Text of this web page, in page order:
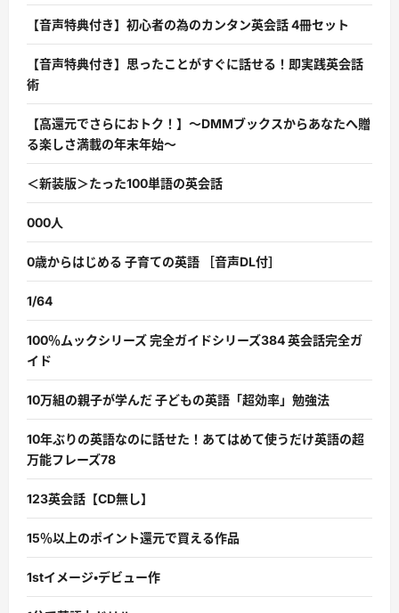
【音声特典付き】初心者の為のカンタン英会話 4冊セット
【音声特典付き】思ったことがすぐに話せる！即実践英会話
術
【高還元でさらにおトク！】〜DMMブックスからあなたへ贈
る楽しさ満載の年末年始〜
＜新装版＞たった100単語の英会話
000人
0歳からはじめる 子育ての英語 ［音声DL付］
1/64
100％ムックシリーズ 完全ガイドシリーズ384 英会話完全ガ
イド
10万組の親子が学んだ 子どもの英語「超効率」勉強法
10年ぶりの英語なのに話せた！あてはめて使うだけ英語の超
万能フレーズ78
123英会話【CD無し】
15％以上のポイント還元で買える作品
1stイメージ・デビュー作